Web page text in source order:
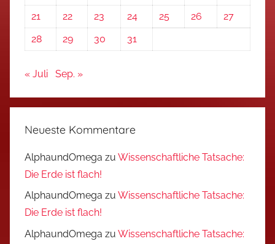
21
22 23 24 25 26
27
28
29 30 31
« Juli Sep. »
Neueste Kommentare
AlphaundOmega zu Wissenschaftliche Tatsache:
Die Erde ist flach!
AlphaundOmega zu Wissenschaftliche Tatsache:
Die Erde ist flach!
AlphaundOmega zu Wissenschaftliche Tatsache: